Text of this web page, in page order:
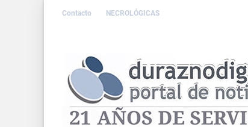
Contacto NECROLÓGICAS